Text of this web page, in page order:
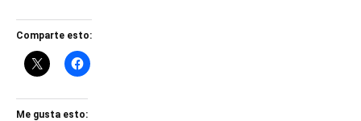
Comparte esto:
Me gusta esto: